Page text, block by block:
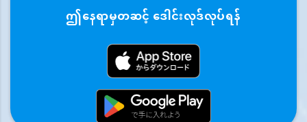
ဤနေရာမှတဆင့် ဒေါင်းလုဒ်လုပ်ရန်